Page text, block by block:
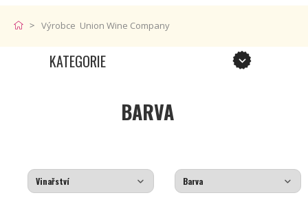
Výrobce Union Wine Company
KATEGORIE
BARVA